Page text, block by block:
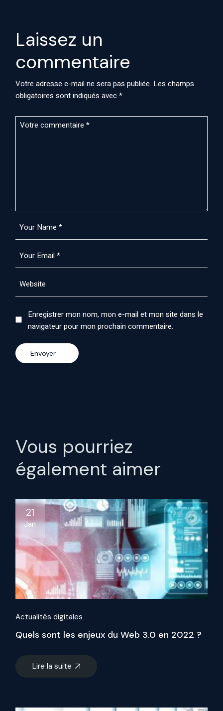
Laissez un
commentaire
Votre adresse e-mail ne sera pas publiée. Les champs
obligatoires sont indiqués avec*
Enregistrer mon nom, mon e-mail et mon site dans le
navigateur pour mon prochain commentaire.
Envoyer
Vous pourriez
également aimer
21
Jan
Actualités digitales
Quels sont les enjeux du Web 3.0 en 2022 ?
Lire la suite